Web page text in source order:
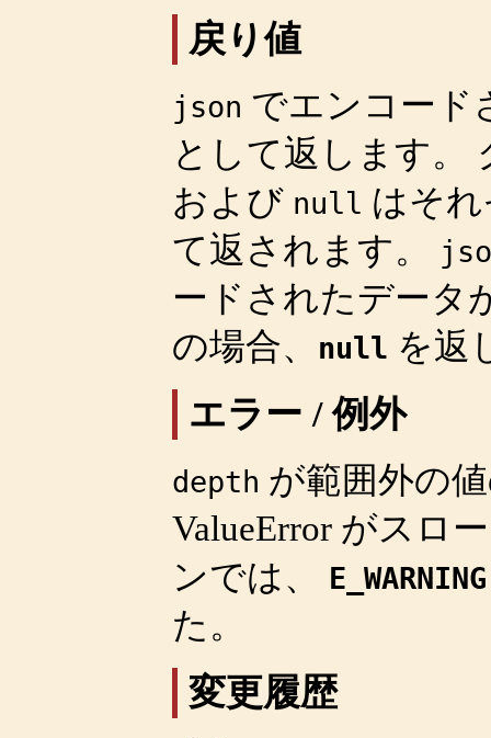
戻り値
json でエンコード
として返します。
および null はそ
て返されます。
ードされたデータ
の場合、
null を返
エラー / 例外
depth が範囲外の
ValueError がスロ
ンでは、
E_WARNING
た。
変更履歴